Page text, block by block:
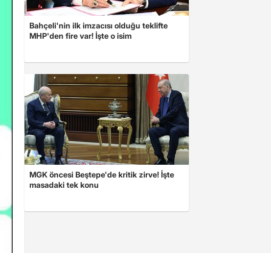
Bahçeli'nin ilk imzacısı olduğu teklifte
MHP'den fire var! İşte o isim
MGK öncesi Beştepe'de kritik zirve! İşte
masadaki tek konu